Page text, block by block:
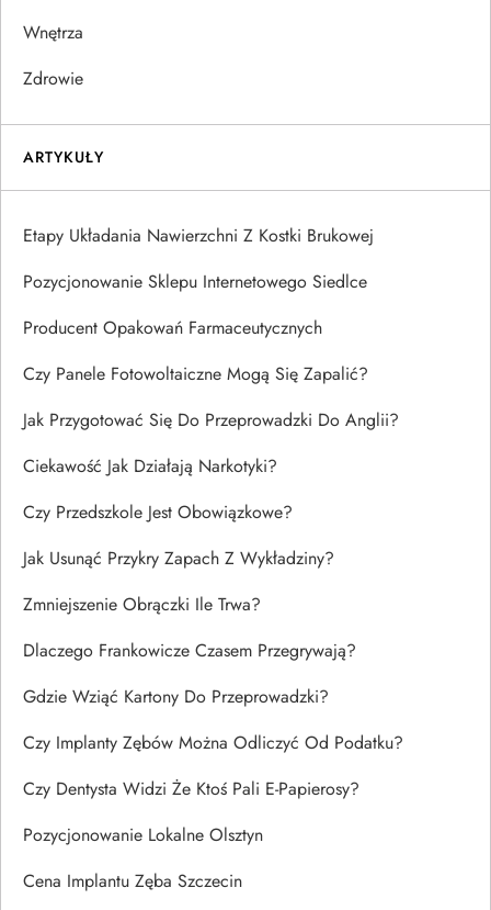
Wnętrza
Zdrowie
ARTYKUŁY
Etapy Układania Nawierzchni Z Kostki Brukowej
Pozycjonowanie Sklepu Internetowego Siedlce
Producent Opakowań Farmaceutycznych
Czy Panele Fotowoltaiczne Mogą Się Zapalić?
Jak Przygotować Się Do Przeprowadzki Do Anglii?
Ciekawość Jak Działają Narkotyki?
Czy Przedszkole Jest Obowiązkowe?
Jak Usunąć Przykry Zapach Z Wykładziny?
Zmniejszenie Obrączki Ile Trwa?
Dlaczego Frankowicze Czasem Przegrywają?
Gdzie Wziąć Kartony Do Przeprowadzki?
Czy Implanty Zębów Można Odliczyć Od Podatku?
Czy Dentysta Widzi Że Ktoś Pali E-Papierosy?
Pozycjonowanie Lokalne Olsztyn
Cena Implantu Zęba Szczecin